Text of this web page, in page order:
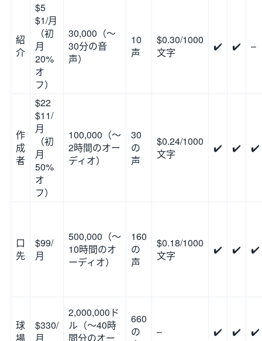
紹
介
$5
$1/月
（初
月
20%
オ
フ）
30,000（～
30分の音
声）
10
声
$0.30/1000
文字
✔️ ✔️ –
作
成
者
$22
$11/
月
（初
月
50%
オ
フ）
100,000（～
2時間のオー
ディオ）
30
の
声
$0.24/1000
文字
✔️ ✔️ ✔️
口
先
$99/
月
500,000（～
10時間のオ
ーディオ）
160
の
声
$0.18/1000
文字
✔️ ✔️ ✔️
球
場
$330/
月
2,000,000ド
ル（～40時
間分のオー
660
の
– ✔️ ✔️ ✔️